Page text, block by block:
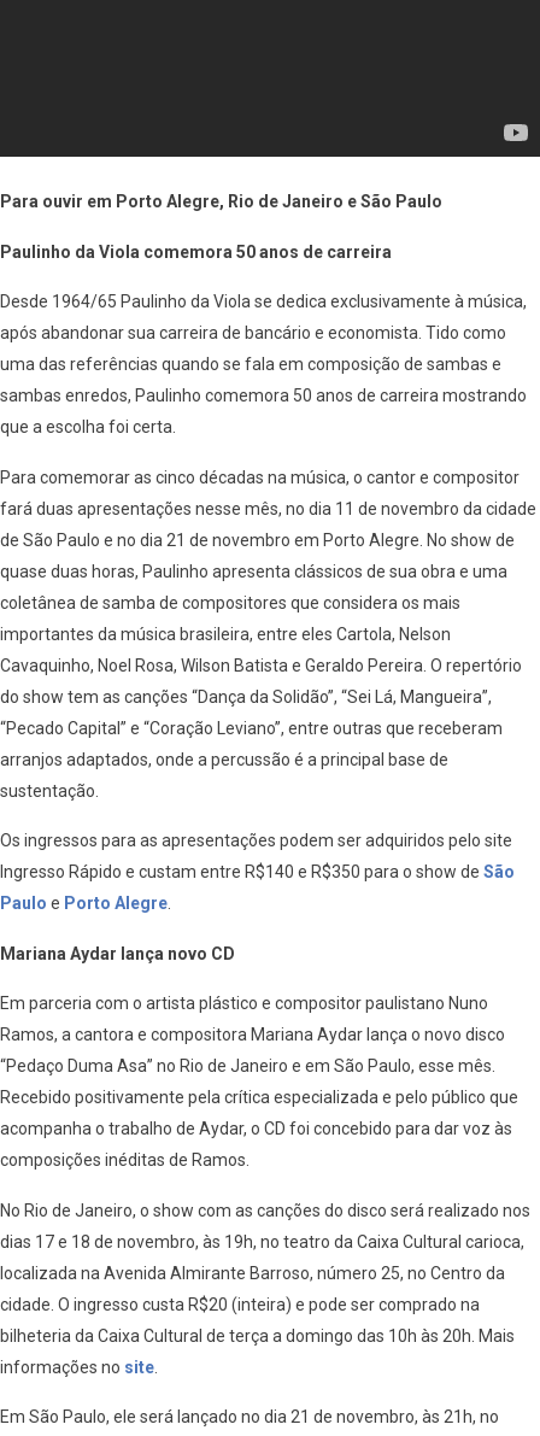
Para ouvir em Porto Alegre, Rio de Janeiro e São Paulo
Paulinho da Viola comemora 50 anos de carreira
Desde 1964/65 Paulinho da Viola se dedica exclusivamente à música,
após abandonar sua carreira de bancário e economista. Tido como
uma das referências quando se fala em composição de sambas e
sambas enredos, Paulinho comemora 50 anos de carreira mostrando
que a escolha foi certa.
Para comemorar as cinco décadas na música, o cantor e compositor
fará duas apresentações nesse mês, no dia 11 de novembro da cidade
de São Paulo e no dia 21 de novembro em Porto Alegre. No show de
quase duas horas, Paulinho apresenta clássicos de sua obra e uma
coletânea de samba de compositores que considera os mais
importantes da música brasileira, entre eles Cartola, Nelson
Cavaquinho, Noel Rosa, Wilson Batista e Geraldo Pereira. O repertório
do show tem as canções “Dança da Solidão”, “Sei Lá, Mangueira”,
“Pecado Capital” e “Coração Leviano”, entre outras que receberam
arranjos adaptados, onde a percussão é a principal base de
sustentação.
Os ingressos para as apresentações podem ser adquiridos pelo site
Ingresso Rápido e custam entre R$140 e R$350 para o show de São
Paulo e Porto Alegre
Mariana Aydar lança novo CD
Em parceria com o artista plástico e compositor paulistano Nuno
Ramos, a cantora e compositora Mariana Aydar lança o novo disco
“Pedaço Duma Asa” no Rio de Janeiro e em São Paulo, esse mês.
Recebido positivamente pela crítica especializada e pelo público que
acompanha o trabalho de Aydar, o CD foi concebido para dar voz às
composições inéditas de Ramos.
No Rio de Janeiro, o show com as canções do disco será realizado nos
dias 17 e 18 de novembro, às 19h, no teatro da Caixa Cultural carioca,
localizada na Avenida Almirante Barroso, número 25, no Centro da
cidade. O ingresso custa R$20 (inteira) e pode ser comprado na
bilheteria da Caixa Cultural de terça a domingo das 10h às 20h. Mais
informações no site
Em São Paulo, ele será lançado no dia 21 de novembro, às 21h, no